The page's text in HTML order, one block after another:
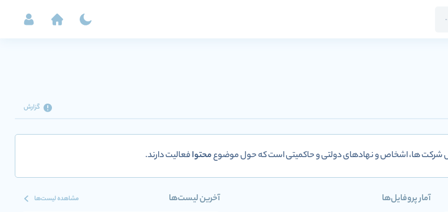
گزارش
شرکت ها، اشخاص و نهادهای دولتی و حاکمیتی است که حول موضوعمحتوافعالیت دارند.
آمار پروفایل‌ها آخرین لیست‌ها مشاهده لیست‌ها